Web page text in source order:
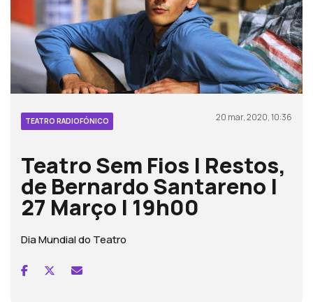
TEATRO RADIOFÓNICO 20 mar, 2020, 10:36
Teatro Sem Fios | Restos,
de Bernardo Santareno |
27 Março | 19h00
Dia Mundial do Teatro